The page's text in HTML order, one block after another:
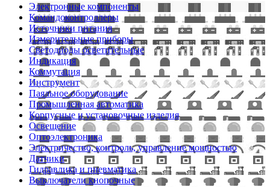
Электронные компоненты
Командоконтроллеры
Источники питания
Измерительные приборы
Светодиоды осветительные
Индикация
Коммутация
Инструмент
Паяльное оборудование
Промышленная автоматика
Корпусные и установочные изделия
Освещение
Оптоэлектроника
Электричество, контроль, управление мощностью
Датчики
Гидравлика и пневматика
Выключатели кнопочные